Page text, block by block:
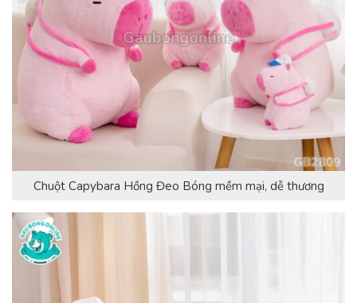
Chuột Capybara Hồng Đeo Bóng mềm mại, dễ thương